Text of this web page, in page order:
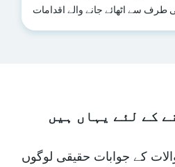
سے اٹھائے جانے والے اقدامات
کے لئے یہاں ہیں
کے جوابات حقیقی لوگوں